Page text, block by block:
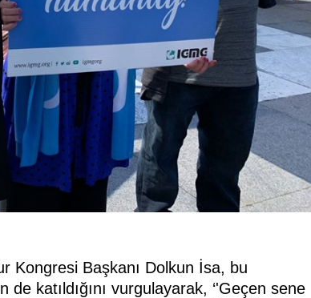
Kongresi Başkanı Dolkun İsa, bu
katıldığını vurgulayarak, ‘'Geçen sene